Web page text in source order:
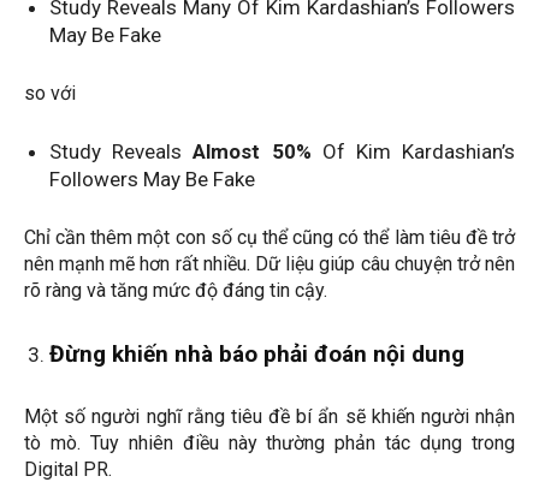
Study Reveals Many Of Kim Kardashian’s Followers
May Be Fake
so với
Study RevealsAlmost 50% Of Kim Kardashian’s
Followers May Be Fake
Chỉ cần thêm một con số cụ thể cũng có thể làm tiêu đề trở
nên mạnh mẽ hơn rất nhiều. Dữ liệu giúp câu chuyện trở nên
rõ ràng và tăng mức độ đáng tin cậy.
Đừng khiến nhà báo phải đoán nội dung
Một số người nghĩ rằng tiêu đề bí ẩn sẽ khiến người nhận
tò mò. Tuy nhiên điều này thường phản tác dụng trong
Digital PR.